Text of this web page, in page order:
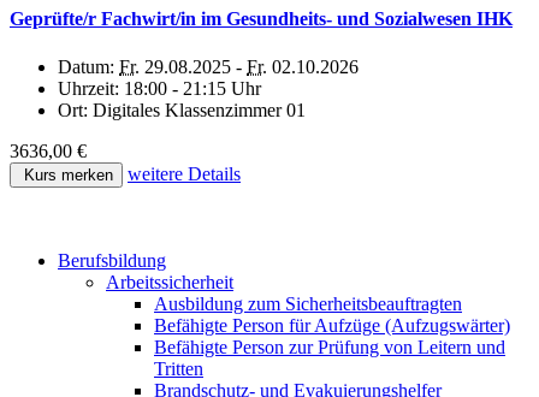
Geprüfte/r Fachwirt/in im Gesundheits- und Sozialwesen IHK
Datum: Fr. 29.08.2025 - Fr. 02.10.2026
Uhrzeit: 18:00 - 21:15 Uhr
Ort: Digitales Klassenzimmer 01
3636,00 €
Kurs merken weitere Details
Berufsbildung
Arbeitssicherheit
Ausbildung zum Sicherheitsbeauftragten
Befähigte Person für Aufzüge (Aufzugswärter)
Befähigte Person zur Prüfung von Leitern und
Tritten
Brandschutz- und Evakuierungshelfer